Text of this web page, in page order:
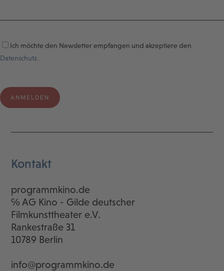
Ich möchte den Newsletter empfangen und akzeptiere den
Datenschutz.
Kontakt
programmkino.de
℅ AG Kino - Gilde deutscher
Filmkunsttheater e.V.
Rankestraße 31
10789 Berlin
info@programmkino.de